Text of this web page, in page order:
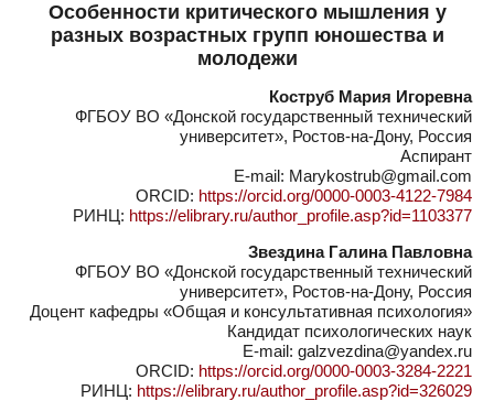
Особенности критического мышления у
разных возрастных групп юношества и
молодежи
Коструб Мария Игоревна
ФГБОУ ВО «Донской государственный технический
университет», Ростов-на-Дону, Россия
Аспирант
E-mail: Marykostrub@gmail.com
ORCID: https://orcid.org/0000-0003-4122-7984
РИНЦ: https://elibrary.ru/author_profile.asp?id=1103377
Звездина Галина Павловна
ФГБОУ ВО «Донской государственный технический
университет», Ростов-на-Дону, Россия
Доцент кафедры «Общая и консультативная психология»
Кандидат психологических наук
E-mail: galzvezdina@yandex.ru
ORCID: https://orcid.org/0000-0003-3284-2221
РИНЦ: https://elibrary.ru/author_profile.asp?id=326029